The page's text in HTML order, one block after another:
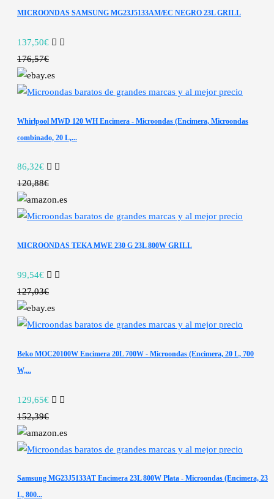
MICROONDAS SAMSUNG MG23J5133AM/EC NEGRO 23L GRILL
137,50€
176,57€
Whirlpool MWD 120 WH Encimera - Microondas (Encimera, Microondas
combinado, 20 L,...
86,32€
120,88€
MICROONDAS TEKA MWE 230 G 23L 800W GRILL
99,54€
127,03€
Beko MOC20100W Encimera 20L 700W - Microondas (Encimera, 20 L, 700
W,...
129,65€
152,39€
Samsung MG23J5133AT Encimera 23L 800W Plata - Microondas (Encimera, 23
L, 800...